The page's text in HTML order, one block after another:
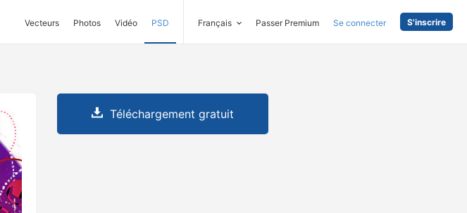
Vecteurs Photos Vidéo PSD Français Passer Premium Se connecter S'inscrire
Téléchargement gratuit